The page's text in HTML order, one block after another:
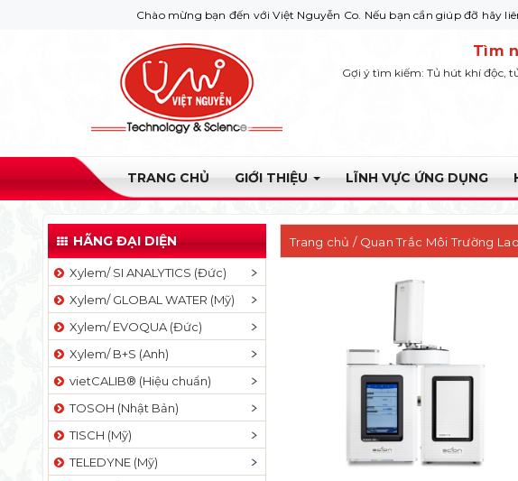
Chào mừng bạn đến với Việt Nguyễn Co. Nếu bạn cần giúp đỡ hãy liên hệ với
Tìm
Gợi ý tìm kiếm: Tủ hút khí độc,
TRANG CHỦ GIỚI THIỆU LĨNH VỰC ỨNG DỤNG
HÃNG ĐẠI DIỆN
Xylem/ SI ANALYTICS (Đức)
Xylem/ GLOBAL WATER (Mỹ)
Xylem/ EVOQUA (Đức)
Xylem/ B+S (Anh)
vietCALIB® (Hiệu chuẩn)
TOSOH (Nhật Bản)
TISCH (Mỹ)
TELEDYNE (Mỹ)
Trang chủ / Quan Trắc Môi Trường
ký khí ghép khối phổ tứ cực ba lần